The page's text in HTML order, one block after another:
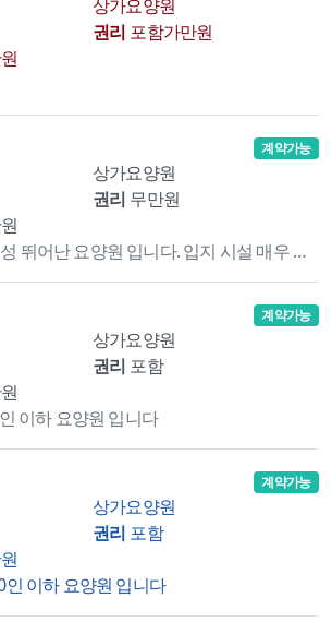
상가요양원
권리 포함가만원
상가요양원
권리 무만원
계약가능
시설 매우 좋고 수익성 뛰어난 요양원 입니다. 입지 시설 매우 우수~
상가요양원
권리 포함
계약가능
이하 요양원 입니다
상가요양원
권리 포함
계약가능
이하 요양원 입니다